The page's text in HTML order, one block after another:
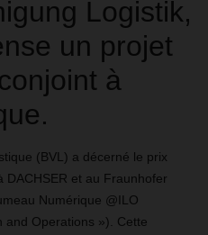
Logistik,
un projet
à
(BVL) a décerné le prix
DACHSER et au Fraunhofer
Numérique @ILO
and Operations »). Cette